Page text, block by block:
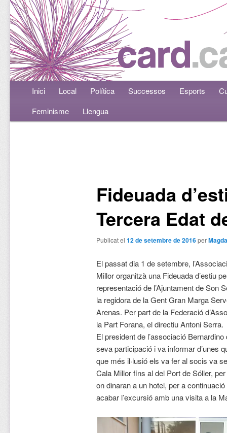
Menú principalAneu al contingut principal
Aneu al contingut secundari
Inici Local Política Successos Esports
Feminisme
Llengua
Fideuada
Tercera Edat
Publicat el 12 de setembre de 2016per
El passat dia 1 de setembre,
Millor organitzà una Fideuada d’estiu
representació de l’Ajuntament de Son
la regidora de la Gent Gran Marga
Arenas. Per part de la Federació
la Part Forana, el directiu Antoni Serra.
El president de l’associació
seva participació i va informar d’unes
que més il·lusió els va fer al socis va
Cala Millor fins al del Port de Sóller,
on dinaran a un hotel, per a
acabar l’excursió amb una visita a la